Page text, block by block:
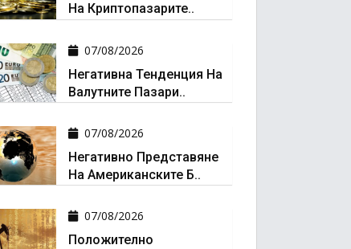
На Криптопазарите..
07/08/2026
Негативна Тенденция На
Валутните Пазари..
07/08/2026
Негативно Представяне
На Американските Б..
07/08/2026
Положително